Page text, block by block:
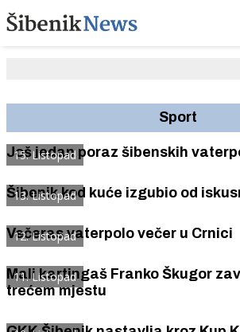
Sport
15. Listopad
Još jedan poraz šibenskih
13. Listopad Šibenik kod kuće
12. Listopad
Večeras vaterpolo večer u Crnici
11. Listopad
Mali kartingaš Franko Škugor
trećem mjestu